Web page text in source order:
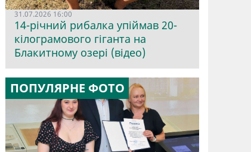
31.07.2026 16:00
14-річний рибалка упіймав 20-
кілограмового гіганта на
Блакитному озері (відео)
ПОПУЛЯРНЕ ФОТО